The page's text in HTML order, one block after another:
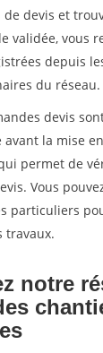
devis et
validée, vous
depuis
du réseau.
devis
avant la mise
permet de
Vous
particuliers
travaux.
notre